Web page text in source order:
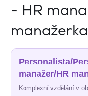
- HR
manažerka
Personalista/
manažer/HR
Komplexní vzdělání v